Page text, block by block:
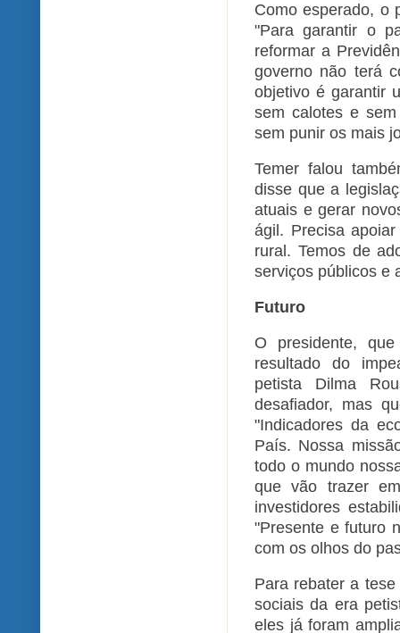
Como esperado, o
"Para garantir o
reformar a
governo não terá
objetivo é garantir
sem calotes e
sem punir os mais
Temer falou
disse que a
atuais e gerar
ágil. Precisa
rural. Temos de
serviços públicos e
Futuro
O presidente,
resultado do
petista Dilma
desafiador, mas
"Indicadores da
País. Nossa
todo o mundo
que vão trazer
investidores
"Presente e futuro
com os olhos do
Para rebater a
sociais da era
eles já foram